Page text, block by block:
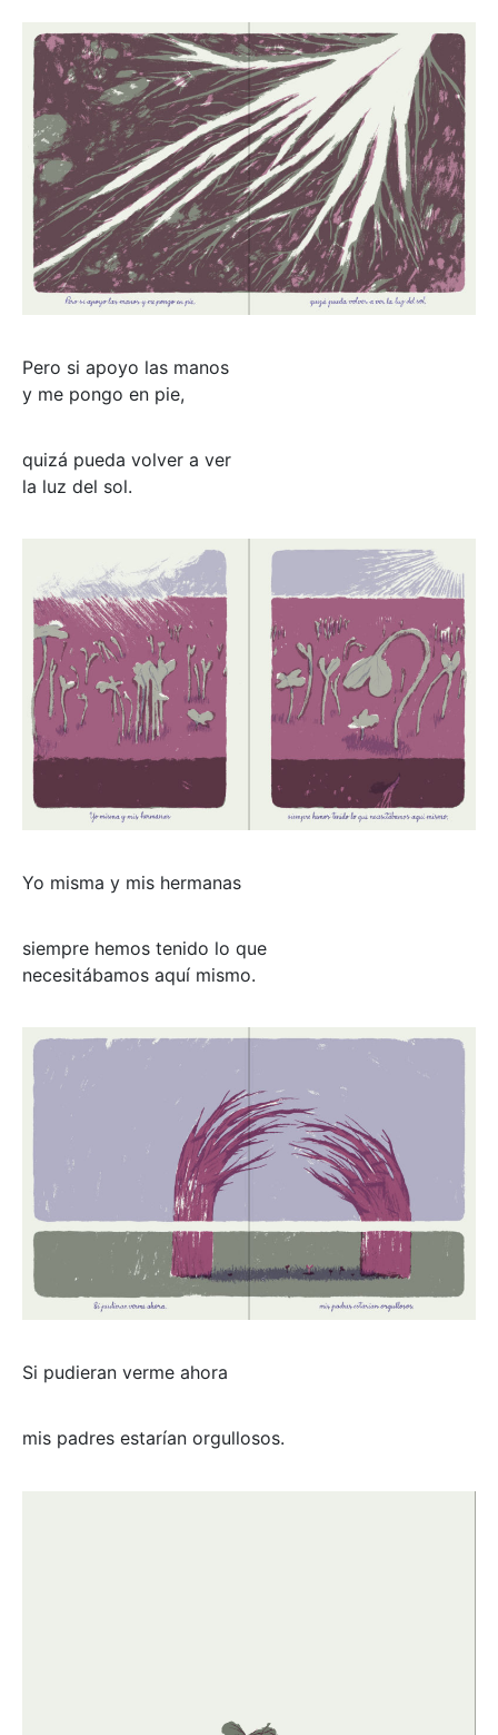
Pero si apoyo las manos
y me pongo en pie,
quizá pueda volver a ver
la luz del sol.
Yo misma y mis hermanas
siempre hemos tenido lo que
necesitábamos aquí mismo.
Si pudieran verme ahora
mis padres estarían orgullosos.